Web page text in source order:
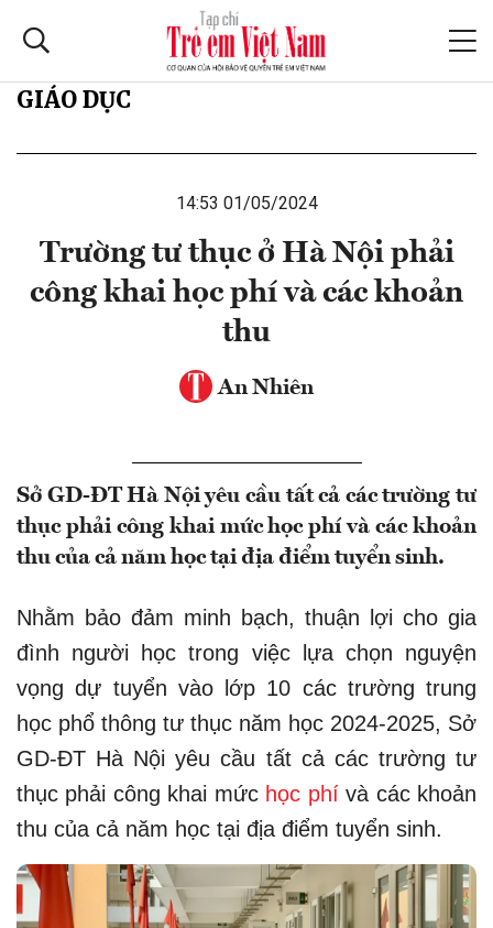
GIÁO DỤC
14:53 01/05/2024
Trường tư thục ở Hà Nội phải
công khai học phí và các khoản
thu
An Nhiên
Sở GD-ĐT Hà Nội yêu cầu tất cả các trường tư
thục phải công khai mức học phí và các khoản
thu của cả năm học tại địa điểm tuyển sinh.
Nhằm bảo đảm minh bạch, thuận lợi cho gia
đình người học trong việc lựa chọn nguyện
vọng dự tuyển vào lớp 10 các trường trung
học phổ thông tư thục năm học 2024-2025, Sở
GD-ĐT Hà Nội yêu cầu tất cả các trường tư
thục phải công khai mức học phívà các khoản
thu của cả năm học tại địa điểm tuyển sinh.